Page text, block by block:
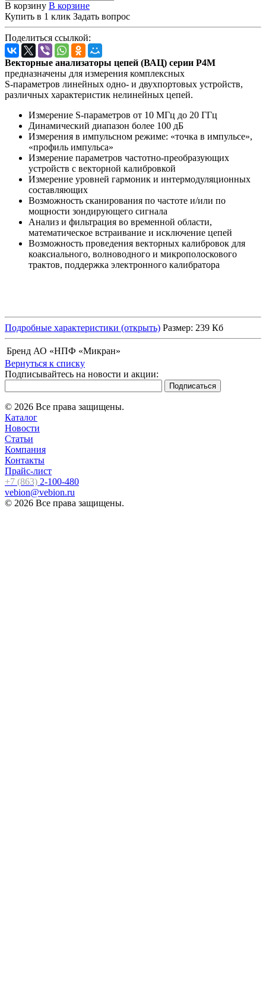
В корзину В корзине
Купить в 1 клик Задать вопрос
Поделиться ссылкой:
Векторные анализаторы цепей (ВАЦ) серии Р4М
предназначены для измерения комплексных
S-параметров линейных одно- и двухпортовых устройств,
различных характеристик нелинейных цепей.
Измерение S-параметров от 10 МГц до 20 ГГц
Динамический диапазон более 100 дБ
Измерения в импульсном режиме: «точка в импульсе»,
«профиль импульса»
Измерение параметров частотно-преобразующих
устройств с векторной калибровкой
Измерение уровней гармоник и интермодуляционных
составляющих
Возможность сканирования по частоте и/или по
мощности зондирующего сигнала
Анализ и фильтрация во временной области,
математическое встраивание и исключение цепей
Возможность проведения векторных калибровок для
коаксиального, волноводного и микрополоскового
трактов, поддержка электронного калибратора
Подробные характеристики (открыть) Размер: 239 Кб
Бренд АО «НПФ «Микран»
Вернуться к списку
Подписывайтесь на новости и акции:
© 2026 Все права защищены.
Каталог
Новости
Статьи
Компания
Контакты
Прайс-лист
+7 (863) 2-100-480
vebion@vebion.ru
© 2026 Все права защищены.